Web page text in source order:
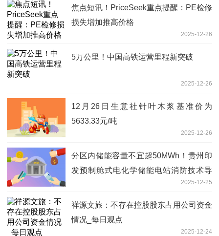
焦点短讯！PriceSeek重点提醒：PE检修
损失增加推高价格
2025-12-26
5万公里！中国高铁运营里程新突破
2025-12-26
12月26日生意社针叶木浆基准价为
5633.33元/吨
2025-12-26
分区内储能容量不宜超50MWh！贵州印
发预制舱式电化学储能电站消防技术导
2025-12-25
祥源文旅：不存在控股股东占用公司资金
情况_每日观点
2025-12-24